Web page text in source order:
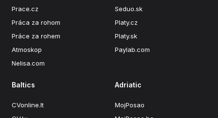
Prace.cz
Práca za rohom
Práce za rohem
Atmoskop
Nelisa.com
Seduo.sk
Platy.cz
Platy.sk
Paylab.com
Baltics
CVonline.lt
Adriatic
MojPosao